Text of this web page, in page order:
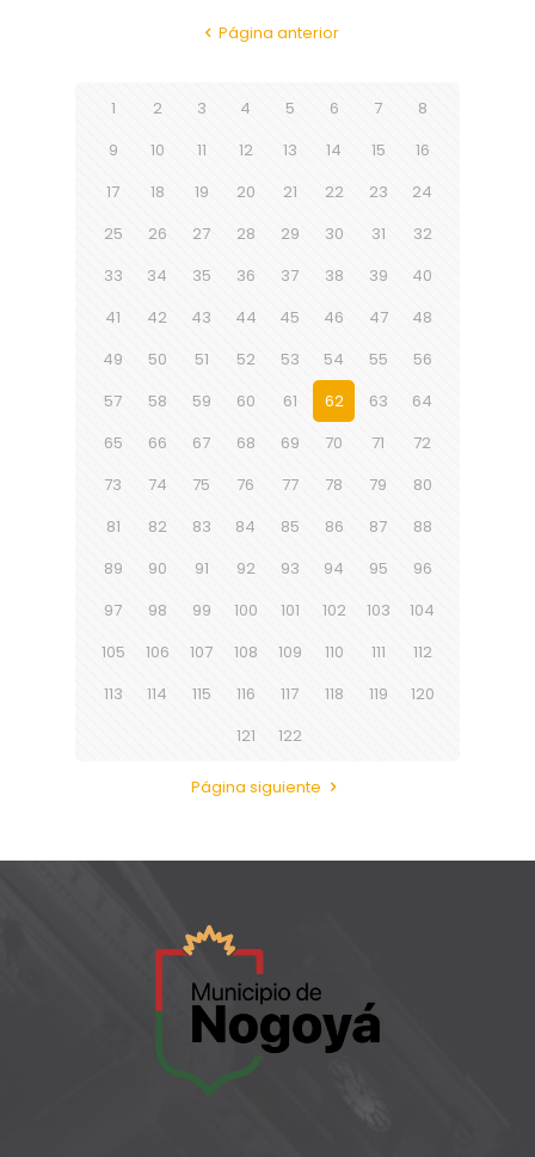
Página anterior
1 2 3 4 5 6 7
8
9
10 11 12 13 14 15
16
17
18 19 20 21 22 23
24
25
26 27 28 29 30 31
32
33
34 35 36 37 38 39
40
41
42 43 44 45 46 47
48
49
50 51 52 53 54 55
56
57
58 59 60 61 62 63
64
65
66 67 68 69 70 71
72
73
74 75 76 77 78 79
80
81
82 83 84 85 86 87
88
89
90 91 92 93 94 95
96
97
98 99 100 101 102 103
104
105
106 107 108 109 110 111
112
113
114 115 116 117 118 119
120
121
122
Página siguiente